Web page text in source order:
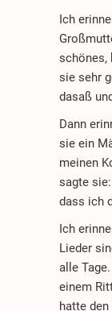
Ich
schönes,
sie sehr
dasaß
Dann
sie ein
meinen
sagte
dass ich
Ich
Lieder
alle
einem
hatte den